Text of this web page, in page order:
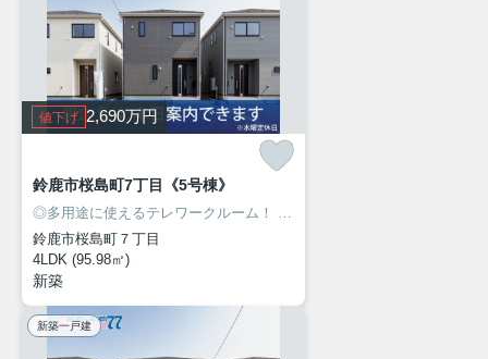
値下げ 2,690万円
鈴鹿市桜島町7丁目《5号棟》
◎多用途に使えるテレワークルーム！
鈴鹿市桜島町７丁目
4LDK (95.98㎡)
新築
新築一戸建